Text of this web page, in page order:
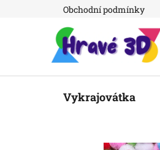
Obchodní podmínky
Vykrajovátka